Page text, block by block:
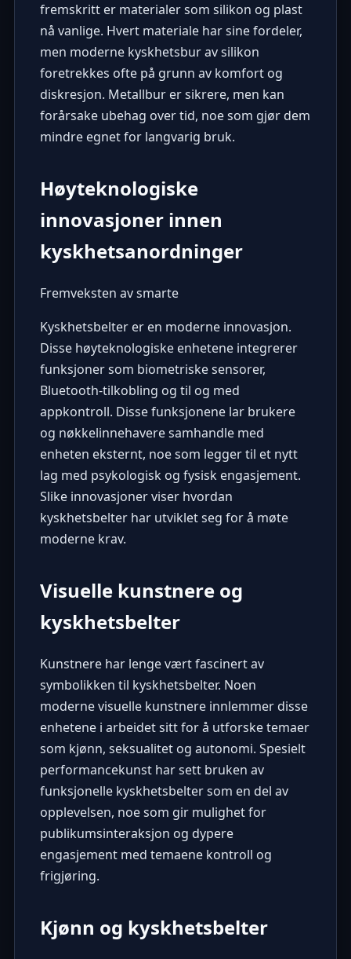
fremskritt er materialer som silikon og plast
nå vanlige. Hvert materiale har sine fordeler,
men moderne kyskhetsbur av silikon
foretrekkes ofte på grunn av komfort og
diskresjon. Metallbur er sikrere, men kan
forårsake ubehag over tid, noe som gjør dem
mindre egnet for langvarig bruk.
Høyteknologiske
innovasjoner innen
kyskhetsanordninger
Fremveksten av smarte
Kyskhetsbelter er en moderne innovasjon.
Disse høyteknologiske enhetene integrerer
funksjoner som biometriske sensorer,
Bluetooth-tilkobling og til og med
appkontroll. Disse funksjonene lar brukere
og nøkkelinnehavere samhandle med
enheten eksternt, noe som legger til et nytt
lag med psykologisk og fysisk engasjement.
Slike innovasjoner viser hvordan
kyskhetsbelter har utviklet seg for å møte
moderne krav.
Visuelle kunstnere og
kyskhetsbelter
Kunstnere har lenge vært fascinert av
symbolikken til kyskhetsbelter. Noen
moderne visuelle kunstnere innlemmer disse
enhetene i arbeidet sitt for å utforske temaer
som kjønn, seksualitet og autonomi. Spesielt
performancekunst har sett bruken av
funksjonelle kyskhetsbelter som en del av
opplevelsen, noe som gir mulighet for
publikumsinteraksjon og dypere
engasjement med temaene kontroll og
frigjøring.
Kjønn og kyskhetsbelter